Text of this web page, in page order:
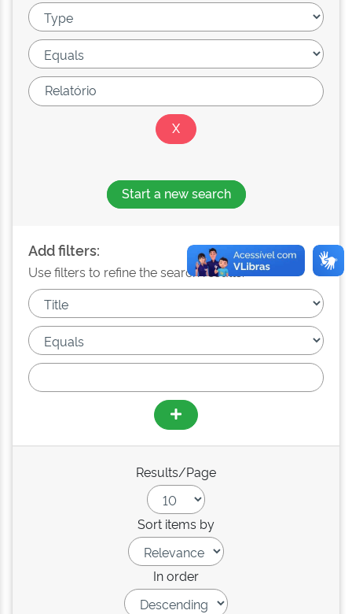
Start a new search
Add filters:
Use filters to refine the search results.
Results/Page
Sort items by
In order